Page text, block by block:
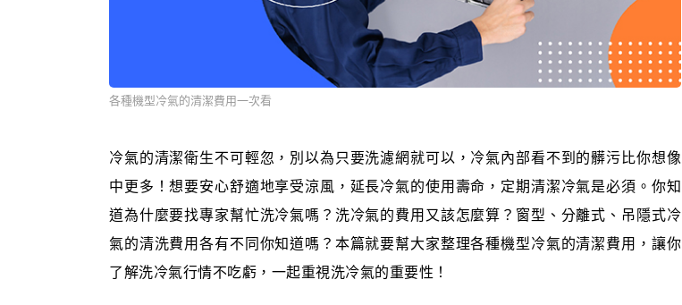
各種機型冷氣的清潔費用一次看
冷氣的清潔衛生不可輕忽，別以為只要洗濾網就可以，冷氣內部看不到的髒污比你想像
中更多！想要安心舒適地享受涼風，延長冷氣的使用壽命，定期清潔冷氣是必須。你知
道為什麼要找專家幫忙洗冷氣嗎？洗冷氣的費用又該怎麼算？窗型、分離式、吊隱式冷
氣的清洗費用各有不同你知道嗎？本篇就要幫大家整理各種機型冷氣的清潔費用，讓你
了解洗冷氣行情不吃虧，一起重視洗冷氣的重要性！